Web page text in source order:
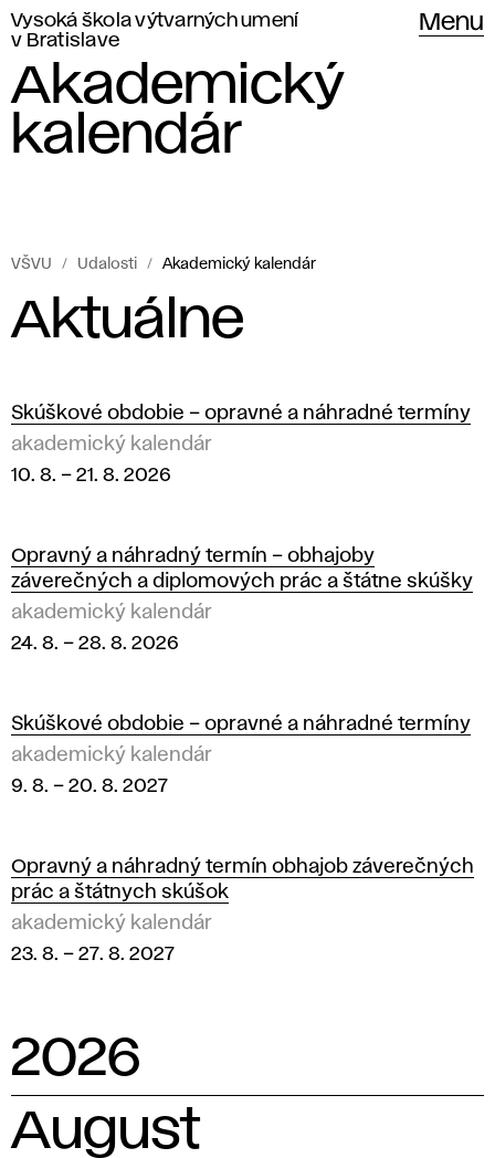
Vysoká škola výtvarných umení
v Bratislave
Menu
Akademický
kalendár
VŠVU Udalosti Akademický kalendár
A
a
d
m
i
k
ý
a
l
e
d
á
Akademický
kalendár
školy
výtvarných
umení
Aktuálne
Skúškové obdobie – opravné a náhradné termíny
akademický kalendár
10. 8. – 21. 8. 2026
Opravný a náhradný termín – obhajoby
záverečných a diplomových prác a štátne skúšky
akademický kalendár
24. 8. – 28. 8. 2026
Skúškové obdobie – opravné a náhradné termíny
akademický kalendár
9. 8. – 20. 8. 2027
Opravný a náhradný termín obhajob záverečných
prác a štátnych skúšok
akademický kalendár
23. 8. – 27. 8. 2027
August
2026